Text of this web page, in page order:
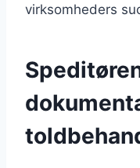
virksomheders